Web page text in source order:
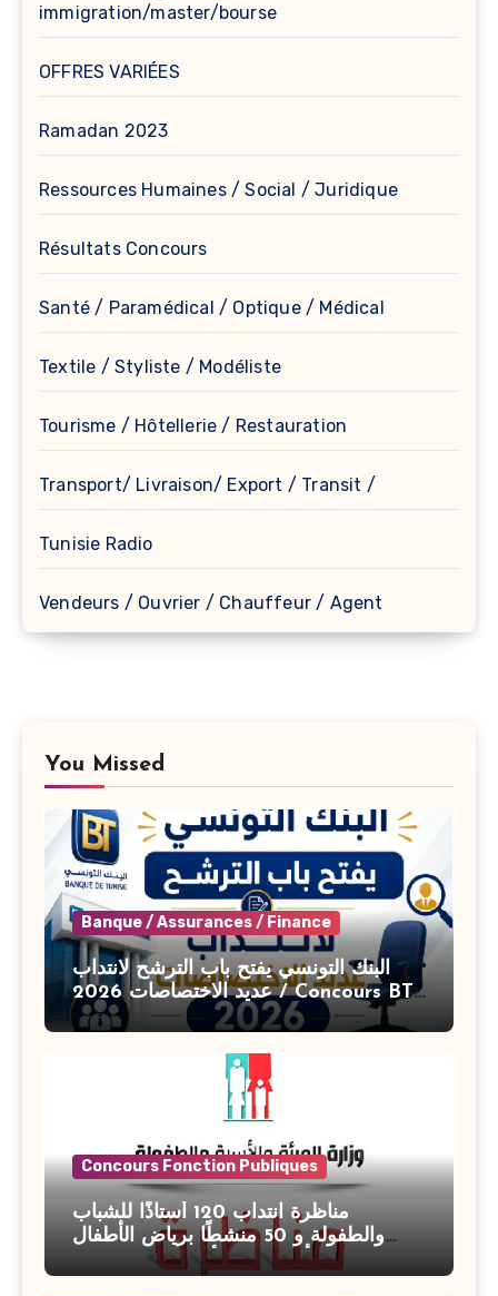
immigration/master/bourse
OFFRES VARIÉES
Ramadan 2023
Ressources Humaines / Social / Juridique
Résultats Concours
Santé / Paramédical / Optique / Médical
Textile / Styliste / Modéliste
Tourisme / Hôtellerie / Restauration
Transport/ Livraison/ Export / Transit /
Tunisie Radio
Vendeurs / Ouvrier / Chauffeur / Agent
You Missed
Banque / Assurances / Finance
البنك التونسي يفتح باب الترشح لانتداب
عديد الاختصاصات 2026 / Concours BT
Banque de Tunisie 2026
Concours Fonction Publiques
مناظرة انتداب 120 أستاذًا للشباب
والطفولة و 50 منشطًا برياض الأطفال
بوزارة الأسرة والمرأة والطفولة وكبار